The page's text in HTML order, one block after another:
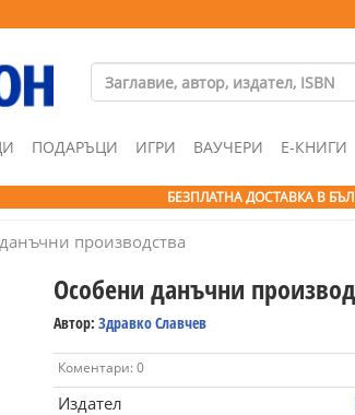
ПОДАРЪЦИ ИГРИ ВАУЧЕРИ Е-КНИГИ
БЕЗПЛАТНА ДОСТАВКА В
производства
Особени данъчни
Автор: Здравко Славчев
Коментари: 0
Издател